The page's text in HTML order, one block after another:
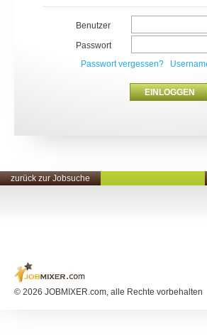
Benutzer
Passwort
Passwort vergessen?
zurück zur Jobsuche
© 2026 JOBMIXER.com, alle Rechte vorbehalten